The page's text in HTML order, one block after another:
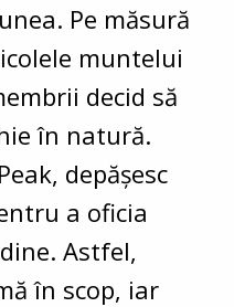
Pe măsură
muntelui
decid să
în natură.
depășesc
a oficia
Astfel,
în scop, iar